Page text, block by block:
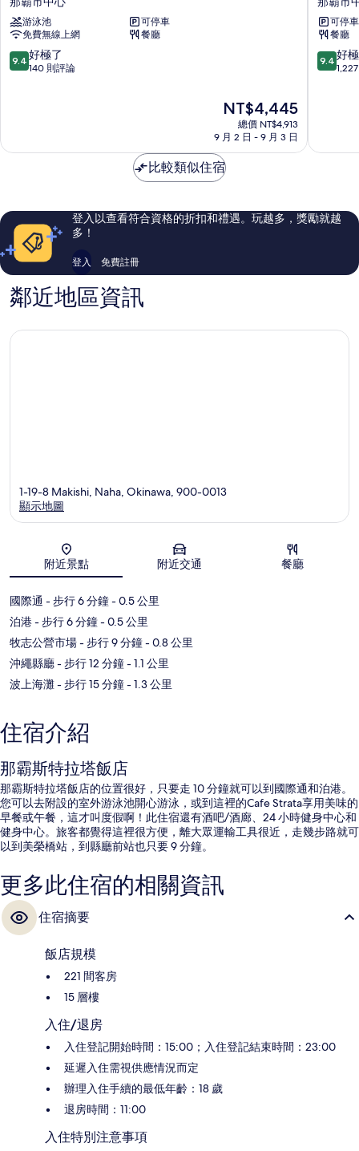
公
園
飯
店
標
市
游泳池
可停車
免費無線上網
餐廳
9.4
分，
極
評
論
9.4 好極了
140 則評論
現
價
為
NT$4,445
NT$4,445
總價 NT$4,913
9 月 2 日 - 9 月 3 日
STAY
沖
繩
那
霸
可停車
餐廳
9.4
分，
極
評
論
9.4 好
比較類似住宿
登入以查看符合資格的折扣和禮遇。玩越多，獎勵就越
多！
登入 免費註冊
鄰近地區資訊
地圖
1-19-8 Makishi, Naha, Okinawa, 900-0013
顯示地圖
附近景點 附近交通 餐廳
國際通 - 步行 6 分鐘- 0.5 公里
泊港- 步行 6 分鐘- 0.5 公里
牧志公營市場- 步行 9 分鐘- 0.8 公里
沖繩縣廳- 步行 12 分鐘- 1.1 公里
波上海灘- 步行 15 分鐘- 1.3 公里
住宿介紹
那霸斯特拉塔飯店
那霸斯特拉塔飯店的位置很好，只要走 10 分鐘就可以到國際通和泊港。
您可以去附設的室外游泳池開心游泳，或到這裡的Cafe Strata享用美味的
早餐或午餐，這才叫度假啊！此住宿還有酒吧/酒廊、24 小時健身中心和
健身中心。旅客都覺得這裡很方便，離大眾運輸工具很近，走幾步路就可
以到美榮橋站，到縣廳前站也只要 9 分鐘。
更多此住宿的相關資訊
住宿摘要
飯店規模
221 間客房
15 層樓
入住/退房
入住登記開始時間：15:00；入住登記結束時間：23:00
延遲入住需視供應情況而定
辦理入住手續的最低年齡：18 歲
退房時間：11:00
入住特別注意事項